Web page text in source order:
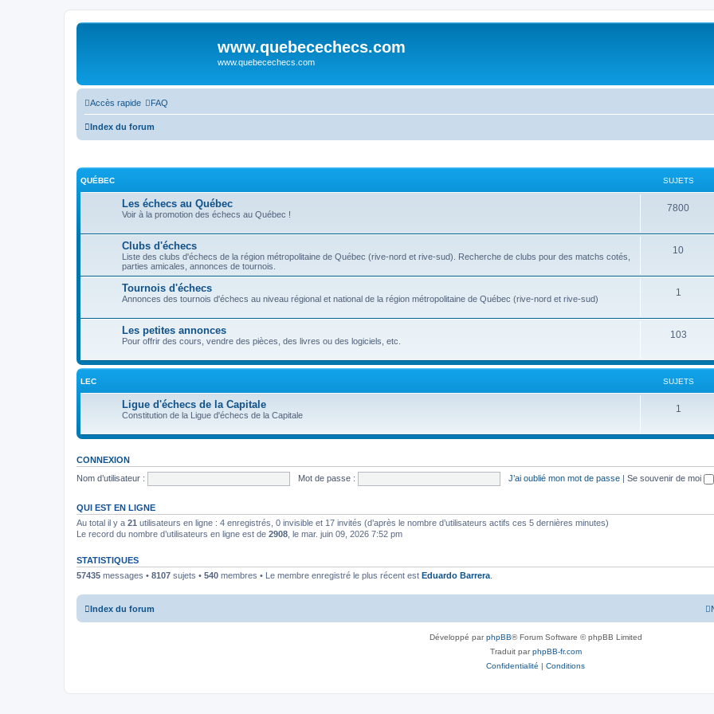
www.quebecechecs.com
www.quebecechecs.com
Accès rapide FAQ
Index du forum
QUÉBEC SUJETS
Les échecs au Québec
Voir à la promotion des échecs au Québec !
7800
Clubs d'échecs
Liste des clubs d'échecs de la région métropolitaine de Québec (rive-nord et rive-sud). Recherche de clubs pour des matchs cotés,
parties amicales, annonces de tournois.
10
Tournois d'échecs
Annonces des tournois d'échecs au niveau régional et national de la région métropolitaine de Québec (rive-nord et rive-sud)
1
Les petites annonces
Pour offrir des cours, vendre des pièces, des livres ou des logiciels, etc.
103
LEC SUJETS
Ligue d'échecs de la Capitale
Constitution de la Ligue d'échecs de la Capitale
1
CONNEXION
Nom d’utilisateur :
Mot de passe : J’ai oublié mon mot de passe | Se souvenir de moi
QUI EST EN LIGNE
Au total il y a 21 utilisateurs en ligne : 4 enregistrés, 0 invisible et 17 invités (d’après le nombre d’utilisateurs actifs ces 5 dernières minutes)
Le record du nombre d’utilisateurs en ligne est de 2908 , le mar. juin 09, 2026 7:52 pm
STATISTIQUES
57435 messages • 8107 sujets • 540 membres • Le membre enregistré le plus récent est Eduardo Barrera
Index du forum
Développé parphpBB® Forum Software © phpBB Limited
Traduit parphpBB-fr.com
Confidentialité | Conditions